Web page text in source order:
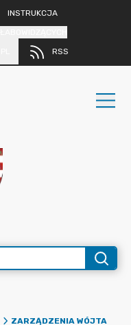
INSTRUKCJA
RSS
ZARZĄDZENIA WÓJTA